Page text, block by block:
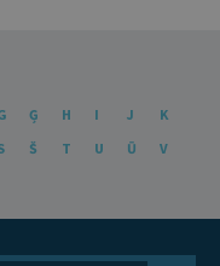
Ģ H I J
K
Š T U Ū
V